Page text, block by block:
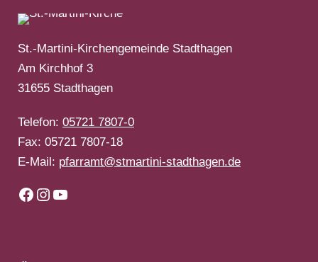
St.-Martini-Kirchengemeinde Stadthagen
Am Kirchhof 3
31655 Stadthagen
Telefon: 05721 7807-0
Fax: 05721 7807-18
E-Mail: pfarramt@stmartini-stadthagen.de
Facebook Instagram YouTube